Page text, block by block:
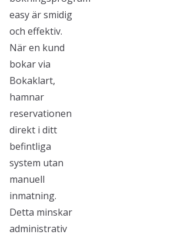
easy är smidig
och effektiv.
När en kund
bokar via
Bokaklart,
hamnar
reservationen
direkt i ditt
befintliga
system utan
manuell
inmatning.
Detta minskar
administrativ